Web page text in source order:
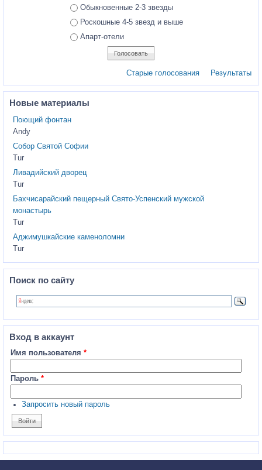
Обыкновенные 2-3 звезды
Роскошные 4-5 звезд и выше
Апарт-отели
Старые голосования Результаты
Новые материалы
Поющий фонтан
Andy
Собор Святой Софии
Tur
Ливадийский дворец
Tur
Бахчисарайский пещерный Свято-Успенский мужской
монастырь
Tur
Аджимушкайские каменоломни
Tur
Поиск по сайту
Вход в аккаунт
Имя пользователя *
Пароль *
Запросить новый пароль